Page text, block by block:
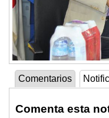
Comentarios
Comenta esta